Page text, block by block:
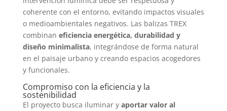
coherente con el entorno, evitando impactos visuales
o medioambientales negativos. Las balizas TREX
combinan eficiencia energética, durabilidad y
diseño minimalista, integrándose de forma natural
en el paisaje urbano y creando espacios acogedores
y funcionales.
Compromiso con la eficiencia y la
sostenibilidad
El proyecto busca iluminar y aportar valor al